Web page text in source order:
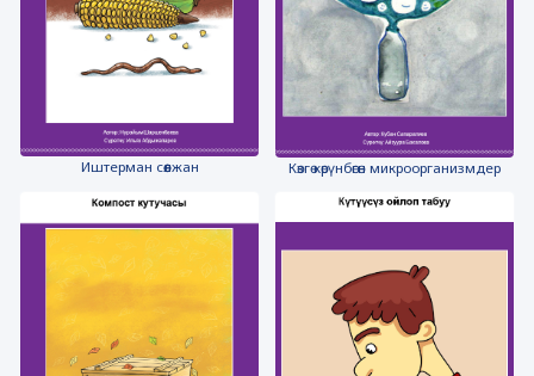
Иштерман сөөлжан Көзгө көрүнбөгөн микроорганизмдер